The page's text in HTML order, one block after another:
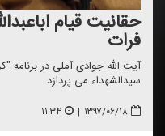
حقانیت قیام
فرات
آیت الله جوادی آملی در
سیدالشهداء می پردازد
۱۳۹۷/۰۶/۱۸ | ۱۱:۳۴